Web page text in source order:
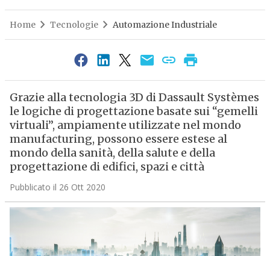
Home Tecnologie Automazione Industriale
Grazie alla tecnologia 3D di Dassault Systèmes
le logiche di progettazione basate sui “gemelli
virtuali”, ampiamente utilizzate nel mondo
manufacturing, possono essere estese al
mondo della sanità, della salute e della
progettazione di edifici, spazi e città
Pubblicato il 26 Ott 2020